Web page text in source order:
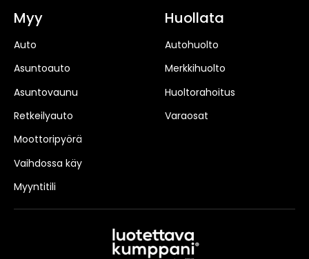
Myy
Auto
Asuntoauto
Asuntovaunu
Retkeilyauto
Moottoripyörä
Vaihdossa käy
Myyntitili
Huollata
Autohuolto
Merkkihuolto
Huoltorahoitus
Varaosat